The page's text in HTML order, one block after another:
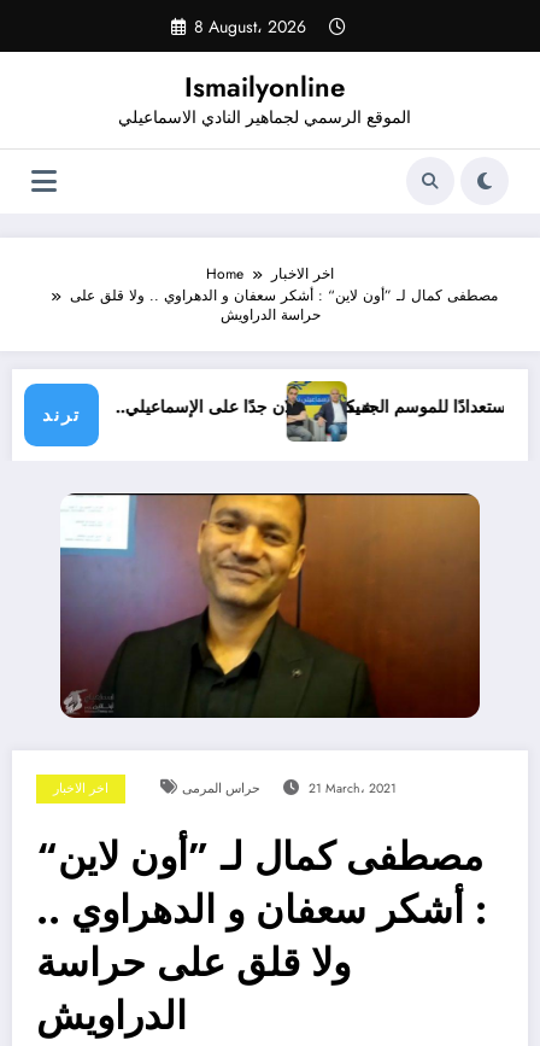
content
8 August، 2026
Ismailyonline
الموقع الرسمي لجماهير النادي الاسماعيلي
Home
اخر الاخبار
مصطفى كمال لـ ”أون لاين“ : أشكر سعفان و الدهراوي .. ولا قلق على
حراسة الدراويش
ترند
شيكابالا: زعلان جدًا على الإسماعيلي..حتى الآن استعدادًا للموسم الجديد
اخر الاخبار حراس المرمى 21 March، 2021
مصطفى كمال لـ ”أون لاين“
: أشكر سعفان و الدهراوي ..
ولا قلق على حراسة
الدراويش